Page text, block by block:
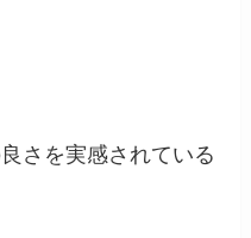
さを実感されている